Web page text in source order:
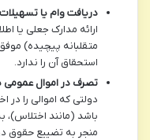
دریافت وام یا
ارائه مدارک جعلی یا
متقلبانه پیچیده)
استحقاق آن را ندارد.
تصرف در اموال
دولتی که اموالی را در
باشد (مانند اختلاس)،
منجر به تضییع حقوق